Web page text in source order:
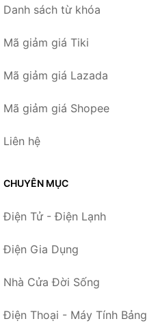
Danh sách từ khóa
Mã giảm giá Tiki
Mã giảm giá Lazada
Mã giảm giá Shopee
Liên hệ
CHUYÊN MỤC
Điện Tử - Điện Lạnh
Điện Gia Dụng
Nhà Cửa Đời Sống
Điện Thoại - Máy Tính Bảng